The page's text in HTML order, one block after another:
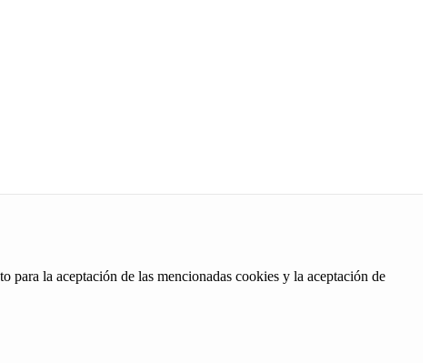
para la aceptación de las mencionadas cookies y la aceptación de